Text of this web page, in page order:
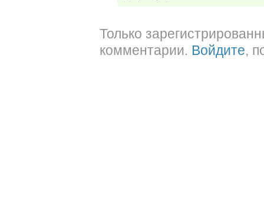
Только
комментарии. Войдите,